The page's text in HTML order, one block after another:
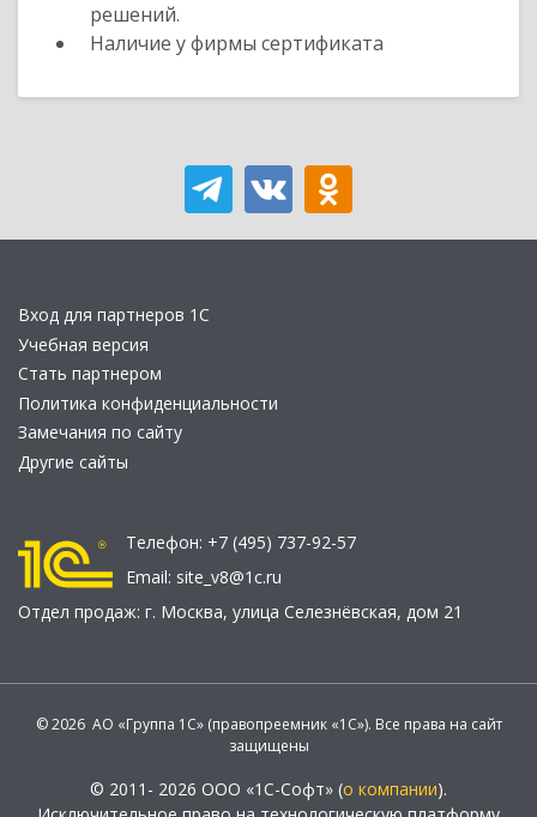
решений.
Наличие у фирмы сертификата
Вход для партнеров 1С
Учебная версия
Стать партнером
Политика конфиденциальности
Замечания по сайту
Другие сайты
Телефон: +7 (495) 737-92-57
Email: site_v8@1c.ru
Отдел продаж: г. Москва, улица Селезнёвская, дом 21
© 2026 АО «Группа 1С» (правопреемник «1С»). Все права на сайт
защищены
© 2011- 2026 ООО «1С-Софт» (о компании).